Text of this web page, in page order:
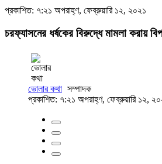
প্রকাশিত: ৭:২১ অপরাহ্ণ, ফেব্রুয়ারি ১২, ২০২১
চরফ্যাসনের ধর্ষকের বিরুদ্ধে মামলা করায়
ভোলার কথা সম্পাদক
প্রকাশিত: ৭:২১ অপরাহ্ণ, ফেব্রুয়ারি ১২,